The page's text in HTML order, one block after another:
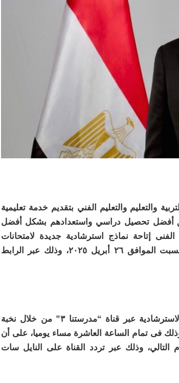
والتعليم والتعليم الفني بتقديم خدمة تعليمية
أفضل تحصيل دراسي واستعدادهم بشكل أفضل
الفنى إتاحة نماذج استرشادية جديدة لامتحانات
الثانوية العامة على موقع الوزارة بداية من يوم السبت الموافق ٢٦ أبريل ٢٠٢٥، وذلك عبر الرابط
وفي هذا الإطار، تعلن الوزارة إتاحة حل النماذج الاسترشادية عبر قناة “مدرستنا ٣” من خلال نخبة
فى تمام الساعة العاشرة مساء يوميا، على أن
وذلك عبر تردد القناة على النايل سات